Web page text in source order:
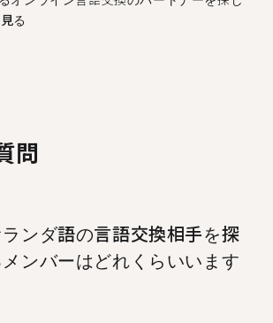
る
問
ンダ語の言語交換相手を探
ンバーはどれくらいいます